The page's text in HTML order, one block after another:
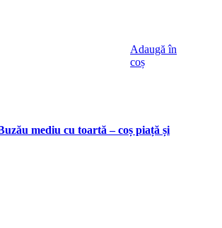
Adaugă în
coș
mediu cu toartă – coș piață și